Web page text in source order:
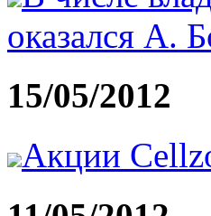
оказался А.
15/05/2012
Акции